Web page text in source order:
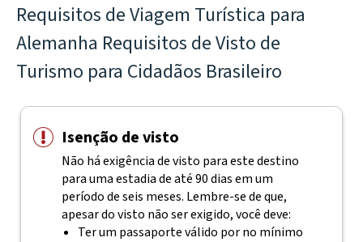
Requisitos de Viagem Turística para
Alemanha Requisitos de Visto de
Turismo para Cidadãos Brasileiro
Isenção de visto
Não há exigência de visto para este destino
para uma estadia de até 90 dias em um
período de seis meses. Lembre-se de que,
apesar do visto não ser exigido, você deve:
Ter um passaporte válido por no mínimo